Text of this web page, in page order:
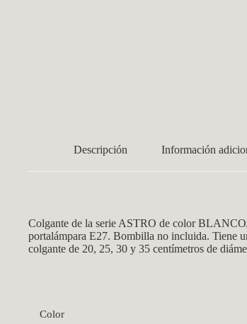
Descripción Información
Colgante de la serie ASTRO de color
portalámpara E27. Bombilla no incluida. Tiene
colgante de 20, 25, 30 y 35 centímetros de
Color